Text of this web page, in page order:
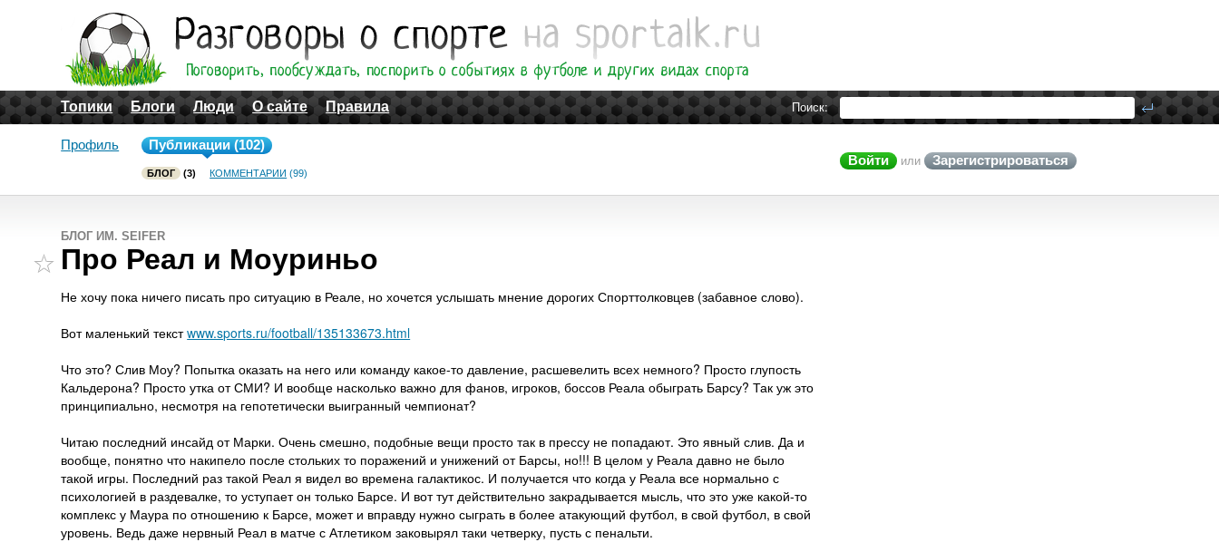
Поиск:
Топики Блоги Люди О сайте Правила
Войти или Зарегистрироваться
Профиль Публикации (102)
БЛОГ (3) КОММЕНТАРИИ (99)
БЛОГ ИМ. SEIFER
Про Реал и Моуриньо
Не хочу пока ничего писать про ситуацию в Реале, но хочется услышать мнение дорогих Спорттолковцев (забавное слово).
Вот маленький текстwww.sports.ru/football/135133673.html
Что это? Слив Моу? Попытка оказать на него или команду какое-то давление, расшевелить всех немного? Просто глупость
Кальдерона? Просто утка от СМИ? И вообще насколько важно для фанов, игроков, боссов Реала обыграть Барсу? Так уж это
принципиально, несмотря на гепотетически выигранный чемпионат?
Читаю последний инсайд от Марки. Очень смешно, подобные вещи просто так в прессу не попадают. Это явный слив. Да и
вообще, понятно что накипело после стольких то поражений и унижений от Барсы, но!!! В целом у Реала давно не было
такой игры. Последний раз такой Реал я видел во времена галактикос. И получается что когда у Реала все нормально с
психологией в раздевалке, то уступает он только Барсе. И вот тут действительно закрадывается мысль, что это уже какой-то
комплекс у Маура по отношению к Барсе, может и вправду нужно сыграть в более атакующий футбол, в свой футбол, в свой
уровень. Ведь даже нервный Реал в матче с Атлетиком заковырял таки четверку, пусть с пенальти.